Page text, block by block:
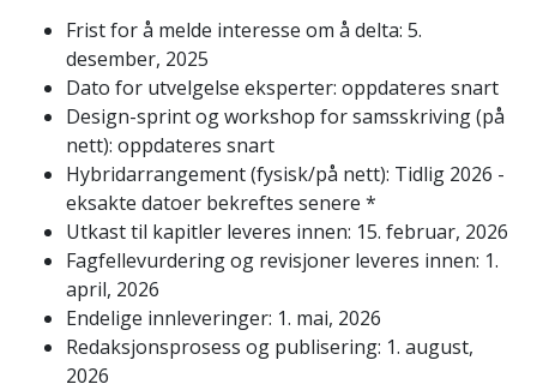
Frist for å melde interesse om å delta: 5.
desember, 2025
Dato for utvelgelse eksperter: oppdateres snart
Design-sprint og workshop for samsskriving (på
nett): oppdateres snart
Hybridarrangement (fysisk/på nett): Tidlig 2026 -
eksakte datoer bekreftes senere *
Utkast til kapitler leveres innen: 15. februar, 2026
Fagfellevurdering og revisjoner leveres innen: 1.
april, 2026
Endelige innleveringer: 1. mai, 2026
Redaksjonsprosess og publisering: 1. august,
2026